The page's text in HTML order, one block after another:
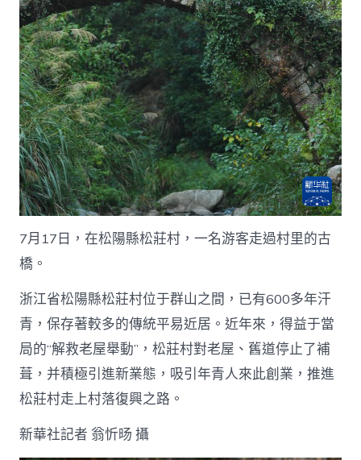
7月17日，在松陽縣松莊村，一名游客走過村里的古
橋。
浙江省松陽縣松莊村位于群山之間，已有600多年汗
青，保存著較多的傳統平易近居。近年來，得益于當
局的“解救老屋舉動”，松莊村對老屋、舊道停止了補
葺，并積極引進新業態，吸引年青人來此創業，推進
松莊村走上村落復興之路。
新華社記者 翁忻旸 攝